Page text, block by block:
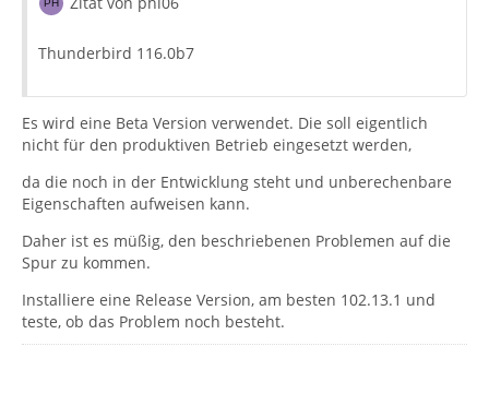
Thunderbird 116.0b7
Es wird eine Beta Version verwendet. Die soll eigentlich
nicht für den produktiven Betrieb eingesetzt werden,
da die noch in der Entwicklung steht und unberechenbare
Eigenschaften aufweisen kann.
Daher ist es müßig, den beschriebenen Problemen auf die
Spur zu kommen.
Installiere eine Release Version, am besten 102.13.1 und
teste, ob das Problem noch besteht.